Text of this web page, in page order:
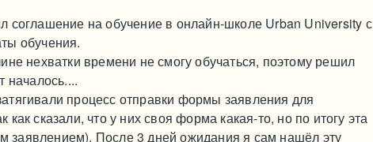
соглашение на обучение в онлайн-школе Urban University с
обучения.
нехватки времени не смогу обучаться, поэтому решил
началось....
процесс отправки формы заявления для
как сказали, что у них своя форма какая-то, но по итогу эта
заявлением). После 3 дней ожидания я сам нашёл эту